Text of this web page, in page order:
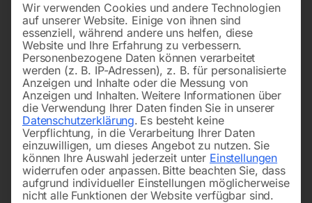
Wir verwenden Cookies und andere Technologien
auf unserer Website. Einige von ihnen sind
essenziell, während andere uns helfen, diese
Website und Ihre Erfahrung zu verbessern.
Personenbezogene Daten können verarbeitet
werden (z. B. IP-Adressen), z. B. für personalisierte
Anzeigen und Inhalte oder die Messung von
Anzeigen und Inhalten. Weitere Informationen über
die Verwendung Ihrer Daten finden Sie in unserer
Datenschutzerklärung. Es besteht keine
Verpflichtung, in die Verarbeitung Ihrer Daten
einzuwilligen, um dieses Angebot zu nutzen. Sie
können Ihre Auswahl jederzeit unter Einstellungen
widerrufen oder anpassen. Bitte beachten Sie, dass
aufgrund individueller Einstellungen möglicherweise
nicht alle Funktionen der Website verfügbar sind.